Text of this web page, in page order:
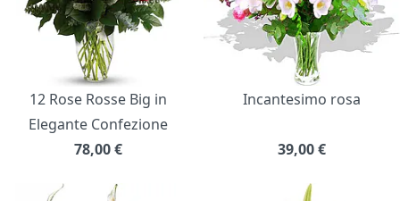
12 Rose Rosse Big in
Elegante Confezione
78,00€
Incantesimo rosa
39,00€